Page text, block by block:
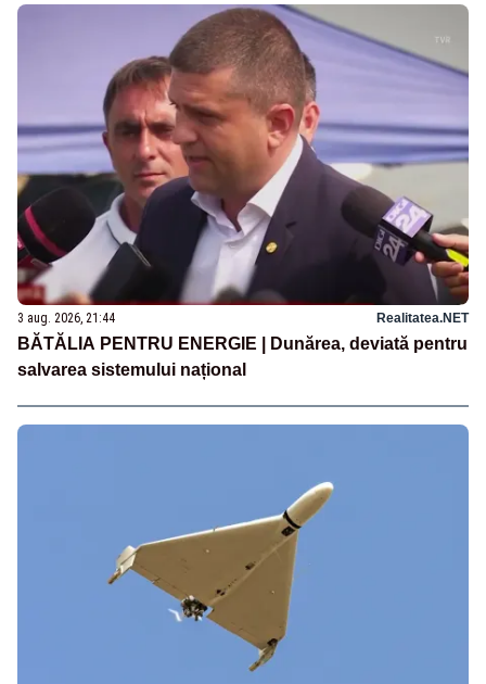
3 aug. 2026, 21:44 Realitatea.NET
BĂTĂLIA PENTRU ENERGIE | Dunărea, deviată pentru
salvarea sistemului național